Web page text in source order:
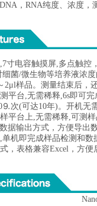
，RNA纯度、浓度，
寸电容触摸屏,多点触控
菌/微生物等培养液浓度
2μl样品。测量结束后，
平台,无需稀释,6s即可
次(可达10年)。开机无
平台上,无需稀释,可测
据输出方式，方便导出
机即完成样品检测和数
，表格兼容Excel，方便